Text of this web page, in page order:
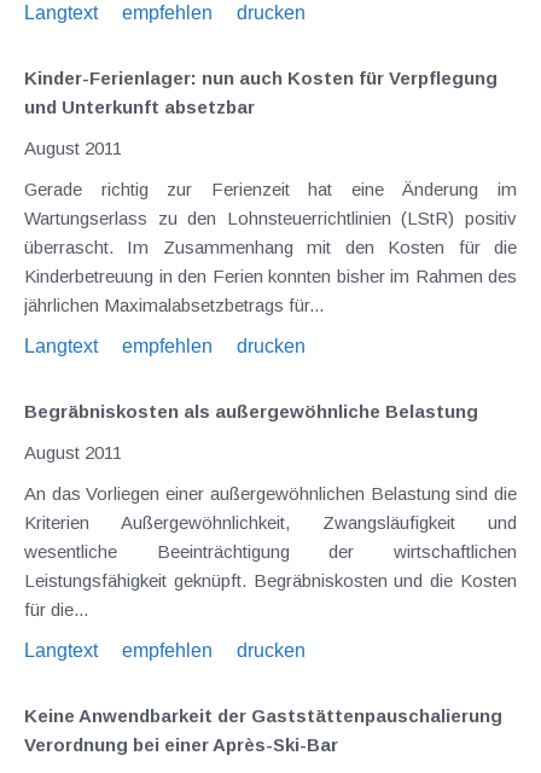
Langtext
empfehlen drucken
Kinder-Ferienlager: nun auch Kosten für Verpflegung
und Unterkunft absetzbar
August 2011
Gerade richtig zur Ferienzeit hat eine Änderung im
Wartungserlass zu den Lohnsteuerrichtlinien (LStR) positiv
überrascht. Im Zusammenhang mit den Kosten für die
Kinderbetreuung in den Ferien konnten bisher im Rahmen des
jährlichen Maximalabsetzbetrags für...
Langtext
empfehlen drucken
Begräbniskosten als außergewöhnliche Belastung
August 2011
An das Vorliegen einer außergewöhnlichen Belastung sind die
Kriterien Außergewöhnlichkeit, Zwangsläufigkeit und
wesentliche Beeinträchtigung der wirtschaftlichen
Leistungsfähigkeit geknüpft. Begräbniskosten und die Kosten
für die...
Langtext
empfehlen drucken
Keine Anwendbarkeit der Gaststättenpauschalierung
Verordnung bei einer Après-Ski-Bar